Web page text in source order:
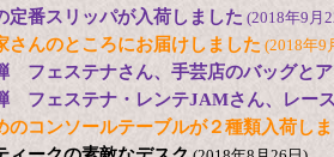
定番スリッパが入荷しました (2018年9月
さんのところにお届けしました (2018年9
フェステナさん、手芸店のバッグと
フェステナ・レンテJAMさん、レー
のコンソールテーブルが２種類入荷し